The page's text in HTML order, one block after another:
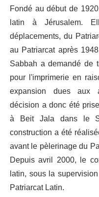
Fondé au début de
latin à Jérusalem.
déplacements, du
au Patriarcat après
Sabbah a demandé de
pour l'imprimerie en
expansion dues aux
décision a donc été
à Beit Jala dans le
construction a été
avant le pèlerinage du
Depuis avril 2000, le
latin, sous la
Patriarcat Latin.